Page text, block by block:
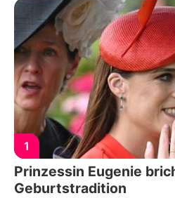
1
Prinzessin Eugenie
Geburtstradition